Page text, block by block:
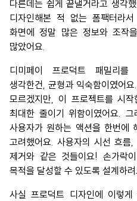
다른데는 쉽게 끝낼거라고 생각
디자인해본 적 없는 폼팩터라
화면에 정말 많은 정보와 조작
많았어요.
디미페이 프로덕트 패밀리를
생각한건, 균형과 익숙함이였어
모르겠지만, 이 프로젝트를 시
최대한 줄이기 위함이였어요.
사용자가 원하는 액션을 한번에
고려했어요. 사용자의 시선 흐
제거와 같은 것들이요! 손가락
목적을 달성할 수 있도록 설계하려
사실 프로덕트 디자인에 이렇